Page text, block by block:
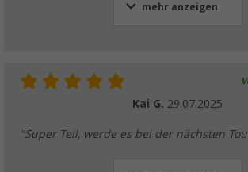
mehr anzeigen
Kai G. 29.07.2025
"Super Teil, werde es bei der nächsten